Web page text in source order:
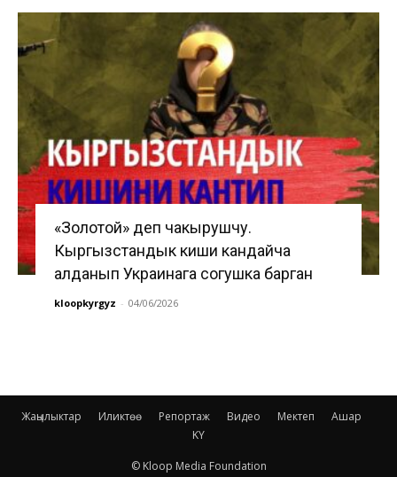
«Золотой» деп чакырушчу.
Кыргызстандык киши кандайча
алданып Украинага согушка барган
kloopkyrgyz - 04/06/2026
Жаңылыктар Иликтөө Репортаж Видео Мектеп
Ашар
KY
© Kloop Media Foundation